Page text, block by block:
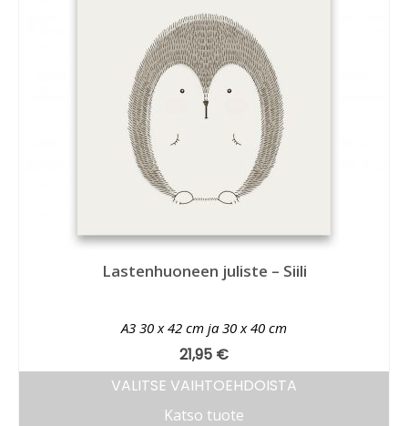
Lastenhuoneen juliste – Siili
A3 30 x 42 cm ja 30 x 40 cm
21,95 €
VALITSE VAIHTOEHDOISTA
Katso tuote